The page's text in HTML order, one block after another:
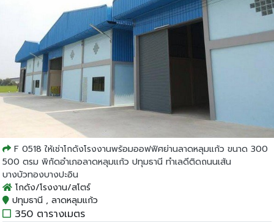
F 0518 ให้เช่าโกดังโรงงานพร้อมออฟฟิศย่านลาดหลุมแก้ว ขนาด 300
500 ตรม พิกัดอำเภอลาดหลุมแก้ว ปทุมธานี ทำเลดีติดถนนเส้น
บางบัวทองบางปะอิน
โกดัง/โรงงาน/สโตร์
ปทุมธานี , ลาดหลุมแก้ว
350 ตารางเมตร